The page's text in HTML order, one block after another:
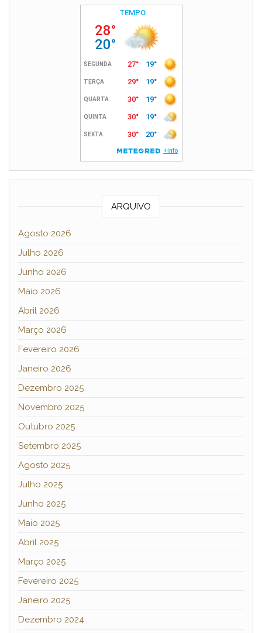
ARQUIVO
Agosto 2026
Julho 2026
Junho 2026
Maio 2026
Abril 2026
Março 2026
Fevereiro 2026
Janeiro 2026
Dezembro 2025
Novembro 2025
Outubro 2025
Setembro 2025
Agosto 2025
Julho 2025
Junho 2025
Maio 2025
Abril 2025
Março 2025
Fevereiro 2025
Janeiro 2025
Dezembro 2024